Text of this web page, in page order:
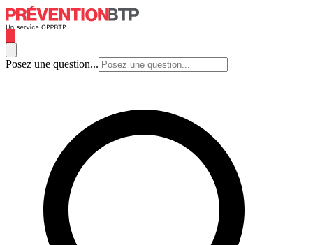
Posez une question...